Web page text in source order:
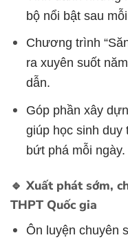
bộ nổi bật sau
Chương trình
ra xuyên suốt
dẫn.
Góp phần xây
giúp học sinh
bứt phá mỗi ngày.
🔹 Xuất phát sớm,
THPT Quốc gia
Ôn luyện chuyên